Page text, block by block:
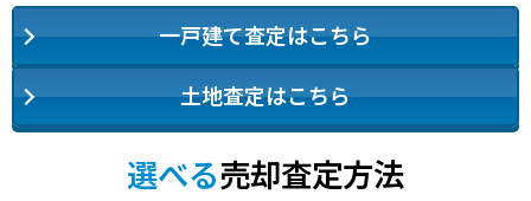
一戸建て査定はこちら
土地査定はこちら
選べる売却査定方法